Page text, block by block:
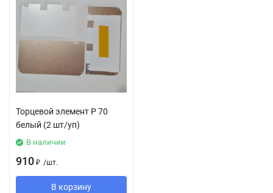
Торцевой элемент Р 70
белый (2 шт/уп)
В наличии
910 ₽ /шт.
В корзину